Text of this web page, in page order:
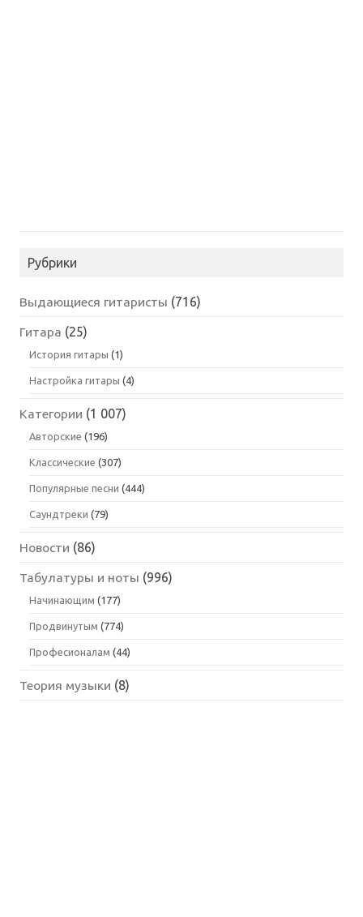
Рубрики
Выдающиеся гитаристы (716)
Гитара (25)
История гитары (1)
Настройка гитары (4)
Категории (1 007)
Авторские (196)
Классические (307)
Популярные песни (444)
Саундтреки (79)
Новости (86)
Табулатуры и ноты (996)
Начинающим (177)
Продвинутым (774)
Професионалам (44)
Теория музыки (8)